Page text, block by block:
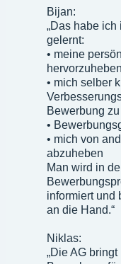
Bijan:
„Das habe
gelernt:
• meine
hervorzuheben
• mich selber
Bewerbung
•
• mich von
abzuheben
Man wird in
informiert und
an die Hand.“
Niklas:
„Die AG